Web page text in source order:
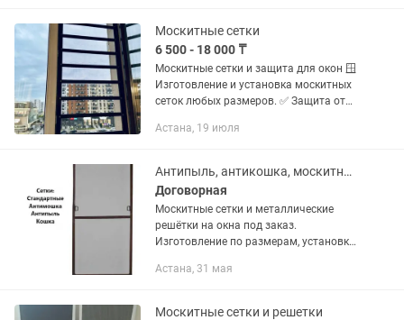
Москитные сетки
6 500 - 18 000 ₸
Москитные сетки и защита для окон 🪟
Изготовление и установка москитных
сеток любых размеров. ✅ Защита от
от выпадения ✅ Прочные и
Астана, 19 июля
Антипыль, антикошка, москитные сетки
Договорная
Москитные сетки и металлические
решётки на окна под заказ.
Изготовление по размерам, установка
защита от комаров, мух и пыли
монтаж...
Астана, 31 мая
Москитные сетки и решетки